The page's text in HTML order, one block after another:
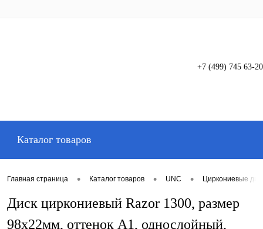
+7 (499) 745 63-20
Каталог товаров
Главная страница • Каталог товаров • UNC • Циркониевые
Диск циркониевый Razor 1300, размер
98х22мм, оттенок A1, однослойный,